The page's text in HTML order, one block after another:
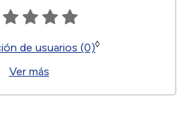
de usuarios (0)◊
Ver más